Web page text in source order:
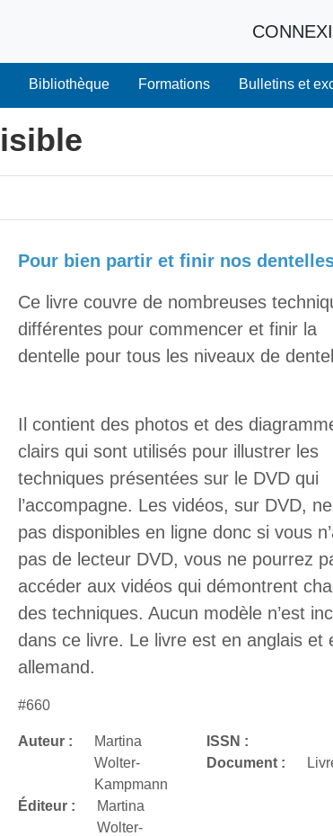
Bibliothèque Formations Bulletins et
Pour bien partir et finir nos
Ce livre couvre de nombreuses
différentes pour commencer et finir la
dentelle pour tous les niveaux de
Il contient des photos et des
clairs qui sont utilisés pour illustrer les
techniques présentées sur le DVD qui
l’accompagne. Les vidéos, sur DVD,
pas disponibles en ligne donc si vous
pas de lecteur DVD, vous ne pourrez
accéder aux vidéos qui démontrent
des techniques. Aucun modèle n’est
dans ce livre. Le livre est en anglais et
allemand.
#660
Auteur :
Martina
Wolter-
Kampmann
Éditeur :
Martina
Wolter-
ISSN :
Document :